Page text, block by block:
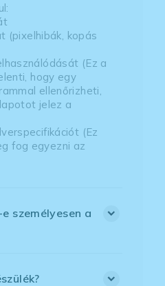
(pixelhibák, kopás
(Ez a
hogy egy
ellenőrizheti,
jelez a
(Ez
fog egyezni az
személyesen a